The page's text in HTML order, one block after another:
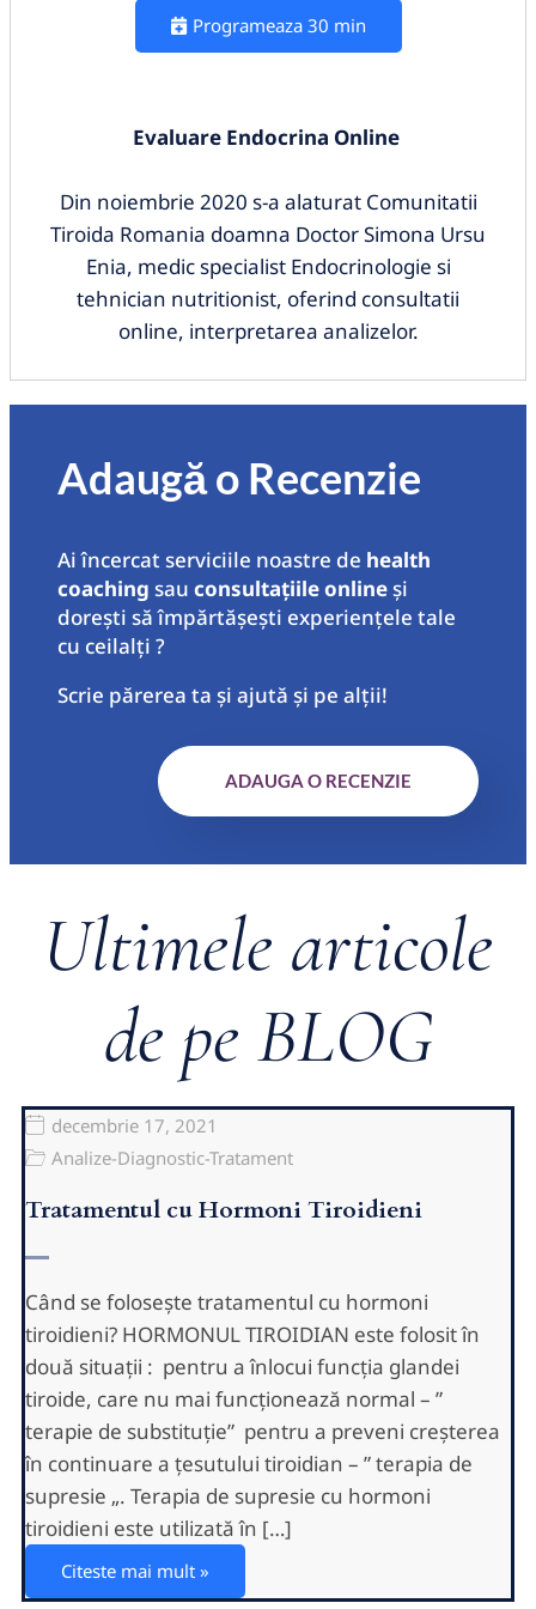
Programeaza 30 min
Evaluare Endocrina Online
Din noiembrie 2020 s-a alaturat Comunitatii
Tiroida Romania doamna Doctor Simona Ursu
Enia, medic specialist Endocrinologie si
tehnician nutritionist, oferind consultatii
online, interpretarea analizelor.
Adaugă o Recenzie
Ai încercat serviciile noastre de health
coaching sau consultațiile onlineși
dorești să împărtășești experiențele tale
cu ceilalți ?
Scrie părerea ta şi ajută şi pe alţii!
ADAUGA O RECENZIE
Ultimele articole
de pe BLOG
decembrie 17, 2021
Analize-Diagnostic-Tratament
Tratamentul cu Hormoni Tiroidieni
Când se folosește tratamentul cu hormoni
tiroidieni? HORMONUL TIROIDIAN este folosit în
două situații : pentru a înlocui funcția glandei
tiroide, care nu mai funcționează normal – ”
terapie de substituție” pentru a preveni creșterea
în continuare a țesutului tiroidian – ” terapia de
supresie „. Terapia de supresie cu hormoni
tiroidieni este utilizată în […]
Citeste mai mult »